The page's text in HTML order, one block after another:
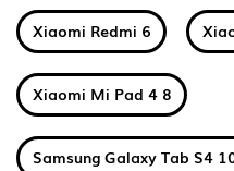
Xiaomi Redmi 6
Xiaomi Mi Pad 4 8
Samsung Galaxy Tab S4